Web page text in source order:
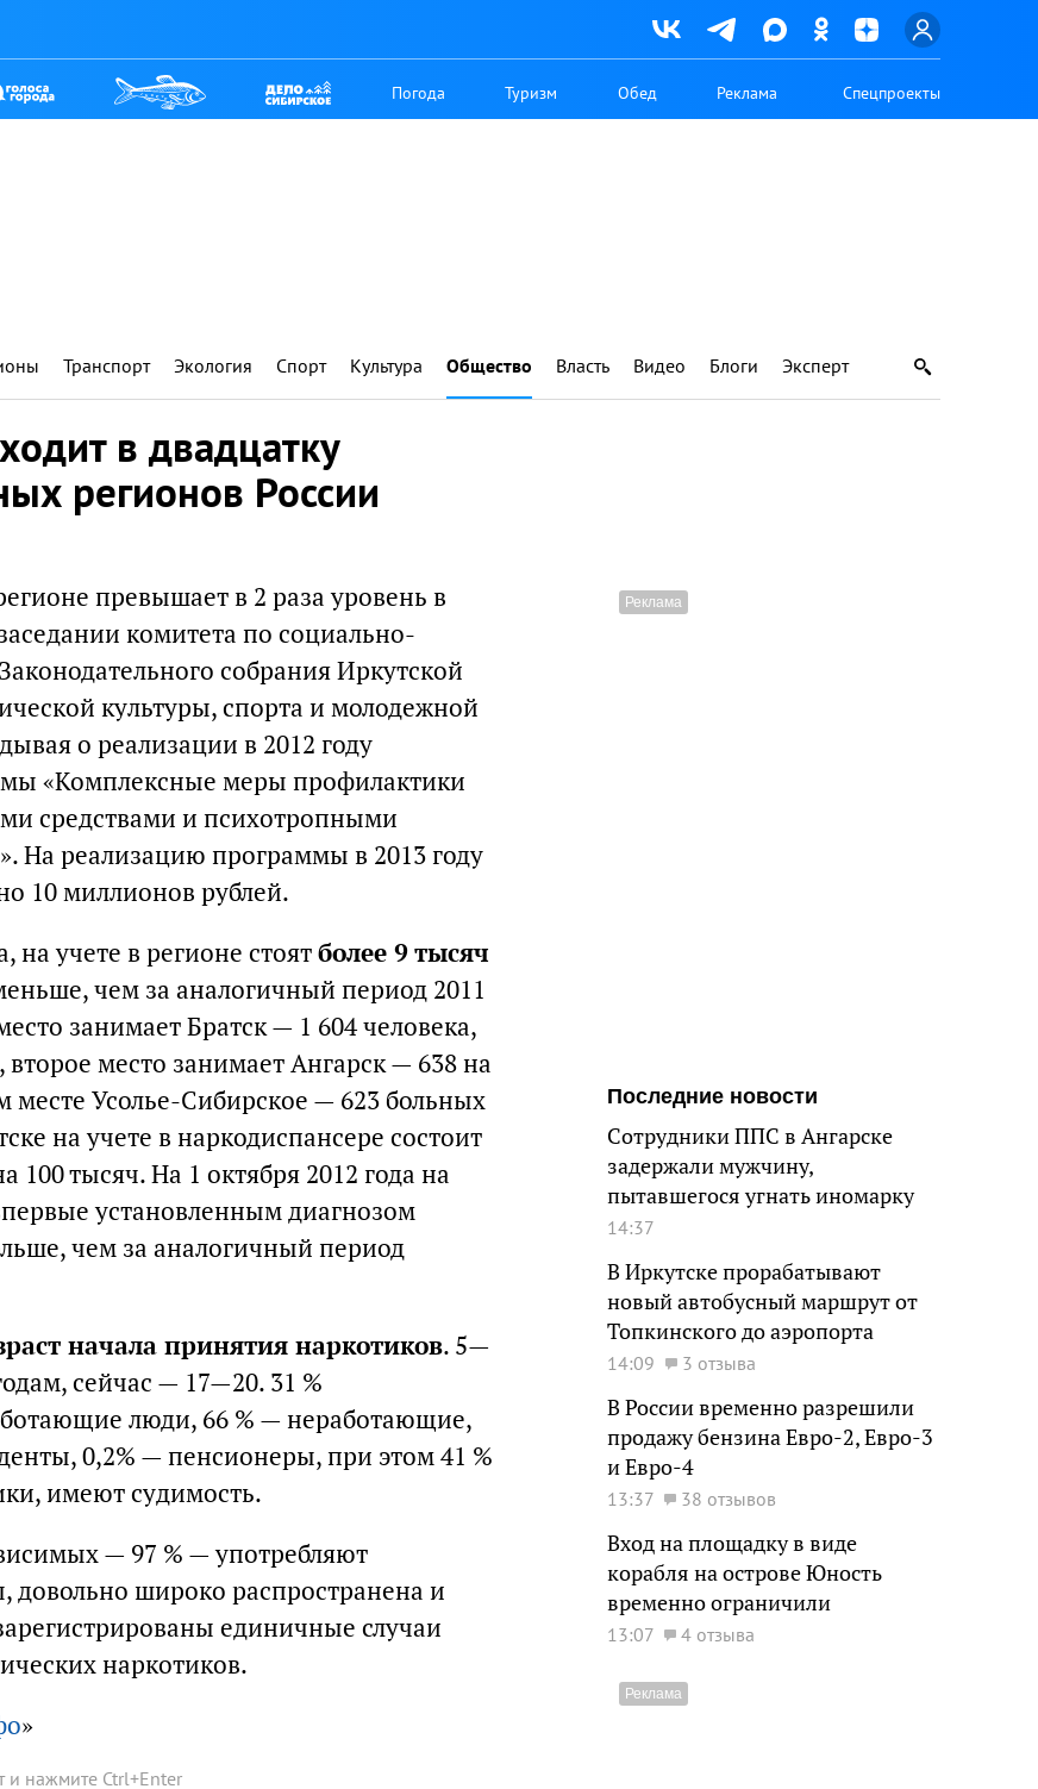
Погода Туризм Обед Реклама Спецпроекты
Транспорт Экология Спорт Культура Общество Власть Видео Блоги Эксперт
в двадцатку
регионов России
превышает в 2 раза уровень в
комитета по социально-
собрания Иркутской
культуры, спорта и молодежной
о реализации в 2012 году
«Комплексные меры профилактики
средствами и психотропными
На реализацию программы в 2013 году
10 миллионов рублей.
учете в регионе стоятболее 9 тысяч
чем за аналогичный период 2011
занимает Братск — 1 604 человека,
место занимает Ангарск — 638 на
месте Усолье-Сибирское — 623 больных
на учете в наркодиспансере состоит
100 тысяч. На 1 октября 2012 года на
установленным диагнозом
чем за аналогичный период
начала принятия наркотиков. 5—
сейчас — 17—20. 31 %
люди, 66 % — неработающие,
0,2% — пенсионеры, при этом 41 %
имеют судимость.
— 97 % — употребляют
широко распространена и
единичные случаи
наркотиков.
»
и нажмите Ctrl+Enter
Последние новости
Сотрудники ППС в Ангарске
задержали мужчину,
пытавшегося угнать иномарку
14:37
В Иркутске прорабатывают
новый автобусный маршрут от
Топкинского до аэропорта
14:09 3 отзыва
В России временно разрешили
продажу бензина Евро-2, Евро-3
и Евро-4
13:37 38 отзывов
Вход на площадку в виде
корабля на острове Юность
временно ограничили
13:07 4 отзыва